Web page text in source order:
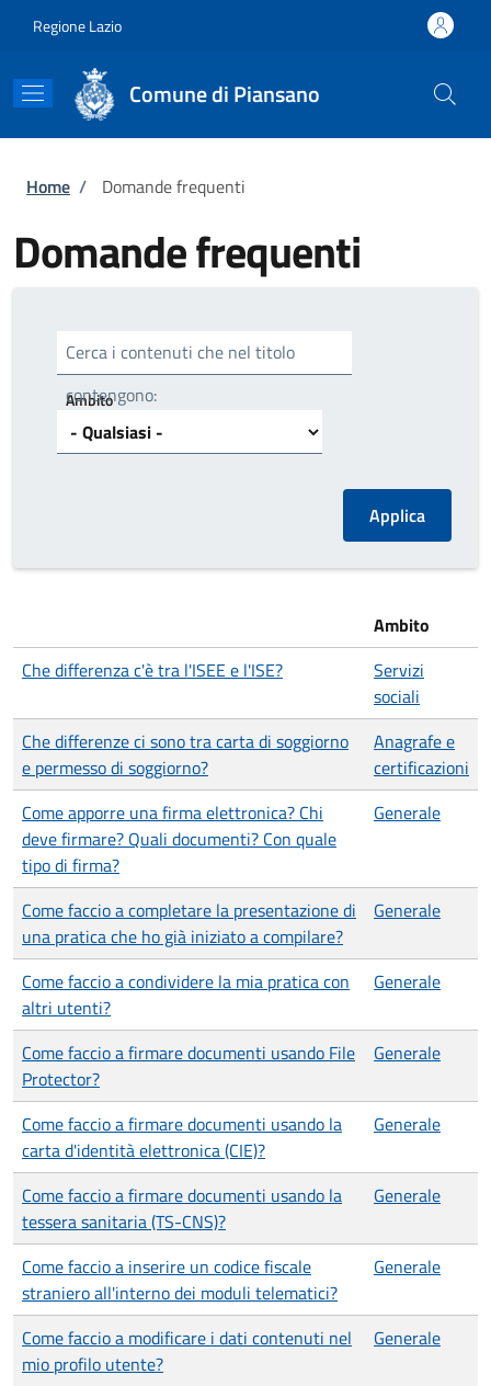
Regione Lazio
Comune di Piansano
Briciole di pane
Home / Domande frequenti
Domande frequenti
Cerca i contenuti che nel titolo
contengono:
Ambito
Ambito
Che differenza c'è tra l'ISEE e l'ISE?
Servizi
sociali
Che differenze ci sono tra carta di soggiorno
e permesso di soggiorno?
Anagrafe e
certificazioni
Come apporre una firma elettronica? Chi
deve firmare? Quali documenti? Con quale
tipo di firma?
Generale
Come faccio a completare la presentazione di
una pratica che ho già iniziato a compilare?
Generale
Come faccio a condividere la mia pratica con
altri utenti?
Generale
Come faccio a firmare documenti usando File
Protector?
Generale
Come faccio a firmare documenti usando la
carta d'identità elettronica (CIE)?
Generale
Come faccio a firmare documenti usando la
tessera sanitaria (TS-CNS)?
Generale
Come faccio a inserire un codice fiscale
straniero all'interno dei moduli telematici?
Generale
Come faccio a modificare i dati contenuti nel
mio profilo utente?
Generale